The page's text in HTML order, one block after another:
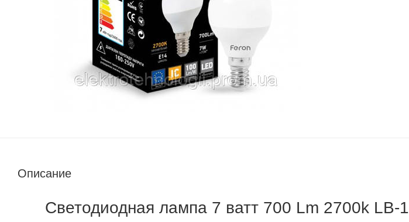
Описание
Светодиодная лампа 7 ватт 700 Lm 2700k